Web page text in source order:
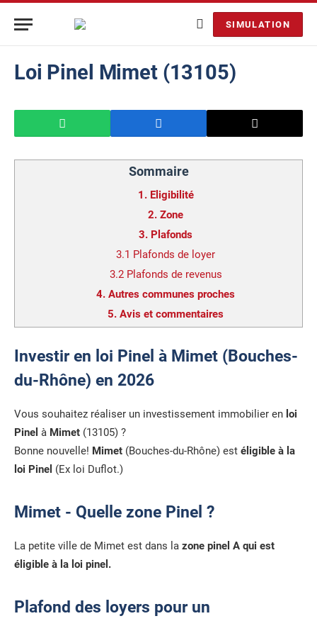
SIMULATION
Loi Pinel Mimet (13105)
Sommaire
1. Eligibilité
2. Zone
3. Plafonds
3.1 Plafonds de loyer
3.2 Plafonds de revenus
4. Autres communes proches
5. Avis et commentaires
Investir en loi Pinel à Mimet (Bouches-
du-Rhône) en 2026
Vous souhaitez réaliser un investissement immobilier en loi
Pinel à Mimet (13105) ?
Bonne nouvelle! Mimet (Bouches-du-Rhône) est éligible à la
loi Pinel (Ex loi Duflot.)
Mimet - Quelle zone Pinel ?
La petite ville de Mimet est dans la zone pinel A qui est
éligible à la loi pinel.
Plafond des loyers pour un